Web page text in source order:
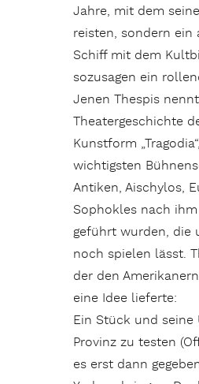
Jahre, mit dem
reisten, sondern ein
Schiff mit dem
sozusagen ein
Jenen Thespis
Theatergeschichte
Kunstform
wichtigsten
Antiken, Aischylos,
Sophokles nach
geführt wurden, die
noch spielen lässt.
der den
eine Idee lieferte:
Ein Stück und
Provinz zu testen
es erst dann